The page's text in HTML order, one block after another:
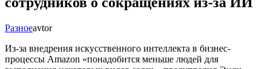
Разноеavtor
Из-за внедрения искусственного интеллекта в бизнес-
процессы Amazon «понадобится меньше людей для